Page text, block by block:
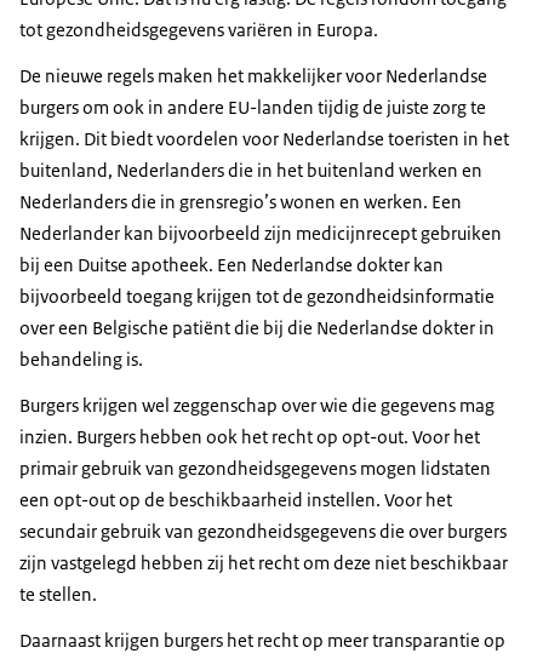
tot gezondheidsgegevens variëren in Europa.
De nieuwe regels maken het makkelijker voor Nederlandse
burgers om ook in andere EU-landen tijdig de juiste zorg te
krijgen. Dit biedt voordelen voor Nederlandse toeristen in het
buitenland, Nederlanders die in het buitenland werken en
Nederlanders die in grensregio’s wonen en werken. Een
Nederlander kan bijvoorbeeld zijn medicijnrecept gebruiken
bij een Duitse apotheek. Een Nederlandse dokter kan
bijvoorbeeld toegang krijgen tot de gezondheidsinformatie
over een Belgische patiënt die bij die Nederlandse dokter in
behandeling is.
Burgers krijgen wel zeggenschap over wie die gegevens mag
inzien. Burgers hebben ook het recht op opt-out. Voor het
primair gebruik van gezondheidsgegevens mogen lidstaten
een opt-out op de beschikbaarheid instellen. Voor het
secundair gebruik van gezondheidsgegevens die over burgers
zijn vastgelegd hebben zij het recht om deze niet beschikbaar
te stellen.
Daarnaast krijgen burgers het recht op meer transparantie op